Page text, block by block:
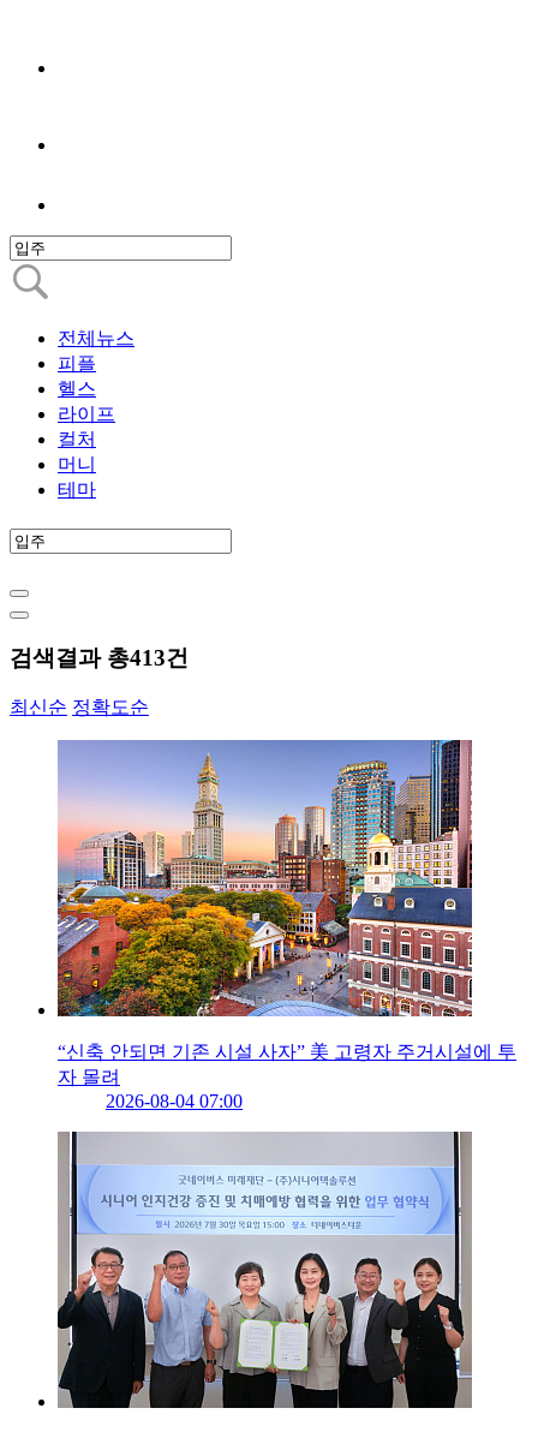
전체뉴스
피플
헬스
라이프
컬처
머니
테마
검색결과 총413건
최신순 정확도순
“신축 안되면 기존 시설 사자” 美 고령자 주거시설에 투
자 몰려
2026-08-04 07:00